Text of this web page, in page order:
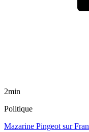
2min
Politique
Mazarine Pingeot sur